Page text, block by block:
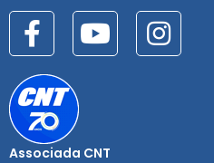
Associada CNT